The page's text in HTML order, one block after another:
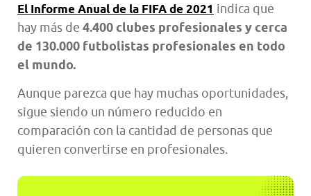
El Informe Anual de la FIFA de 2021 indica que
hay más de 4.400 clubes profesionales y cerca
de 130.000 futbolistas profesionales en todo
el mundo.
Aunque parezca que hay muchas oportunidades,
sigue siendo un número reducido en
comparación con la cantidad de personas que
quieren convertirse en profesionales.